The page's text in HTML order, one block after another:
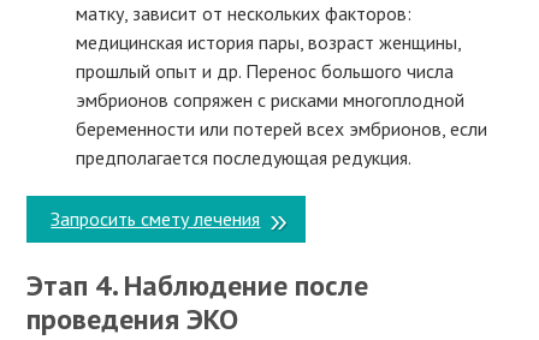
матку, зависит от нескольких факторов:
медицинская история пары, возраст женщины,
прошлый опыт и др. Перенос большого числа
эмбрионов сопряжен с рисками многоплодной
беременности или потерей всех эмбрионов, если
предполагается последующая редукция.
Запросить смету лечения
Этап 4. Наблюдение после
проведения ЭКО